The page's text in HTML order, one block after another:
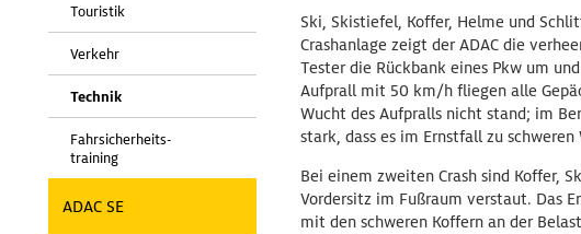
Touristik
Verkehr
Technik
Fahrsicherheits-
training
ADAC SE
Ski, Skistiefel, Koffer, Helme und
Crashanlage zeigt der ADAC die
Tester die Rückbank eines Pkw um
Aufprall mit 50 km/h fliegen alle
Wucht des Aufpralls nicht stand; im
stark, dass es im Ernstfall zu
Bei einem zweiten Crash sind Koffer,
Vordersitz im Fußraum verstaut. Das
mit den schweren Koffern an der